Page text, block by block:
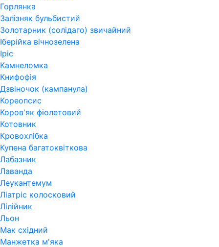
Горлянка
Залізняк бульбистий
Золотарник (солідаго) звичайний
Іберійка вічнозелена
Іріс
Камнеломка
Книфофія
Дзвіночок (кампанула)
Кореопсис
Коров'як фіолетовий
Котовник
Кровохлібка
Купена багатоквіткова
Лабазник
Лаванда
Леукантемум
Ліатріс колосковий
Лілійник
Льон
Мак східний
Манжетка м'яка